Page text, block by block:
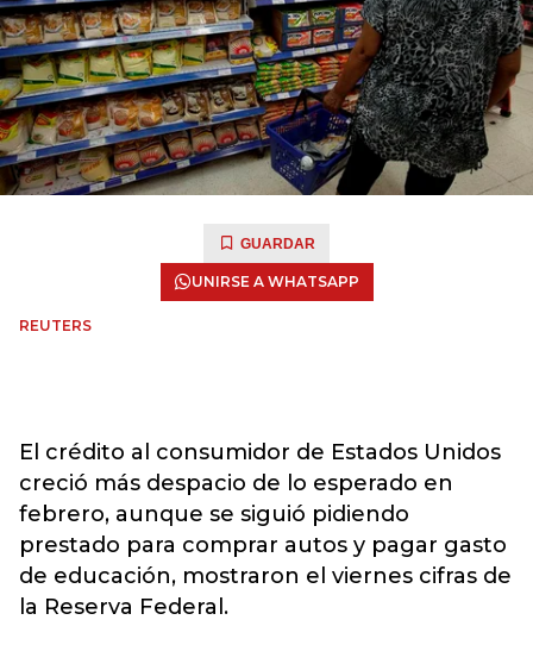
GUARDAR
UNIRSE A WHATSAPP
REUTERS
El crédito al consumidor de Estados Unidos
creció más despacio de lo esperado en
febrero, aunque se siguió pidiendo
prestado para comprar autos y pagar gasto
de educación, mostraron el viernes cifras de
la Reserva Federal.